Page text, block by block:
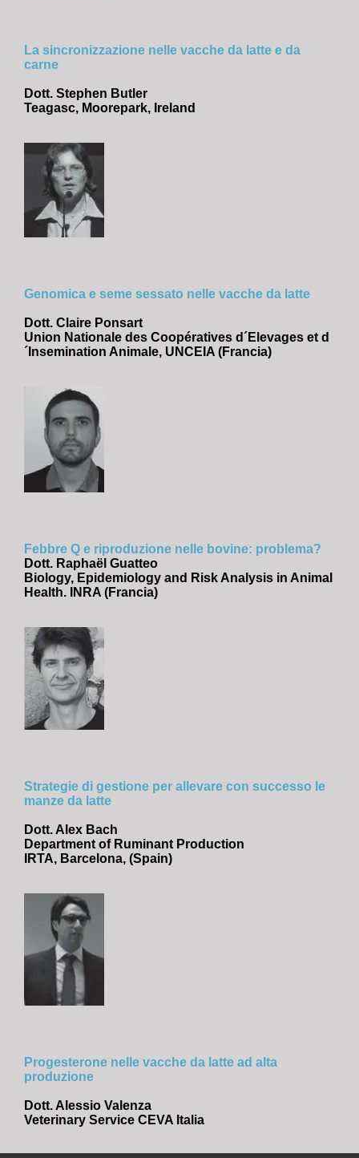
La sincronizzazione nelle vacche da latte e da
carne
Dott. Stephen Butler
Teagasc, Moorepark, Ireland
Genomica e seme sessato nelle vacche da latte
Dott. Claire Ponsart
Union Nationale des Coopératives d´Elevages et d
´Insemination Animale, UNCEIA (Francia)
Febbre Q e riproduzione nelle bovine: problema?
Dott. Raphaël Guatteo
Biology, Epidemiology and Risk Analysis in Animal
Health. INRA (Francia)
Strategie di gestione per allevare con successo le
manze da latte
Dott. Alex Bach
Department of Ruminant Production
IRTA, Barcelona, (Spain)
Progesterone nelle vacche da latte ad alta
produzione
Dott. Alessio Valenza
Veterinary Service CEVA Italia